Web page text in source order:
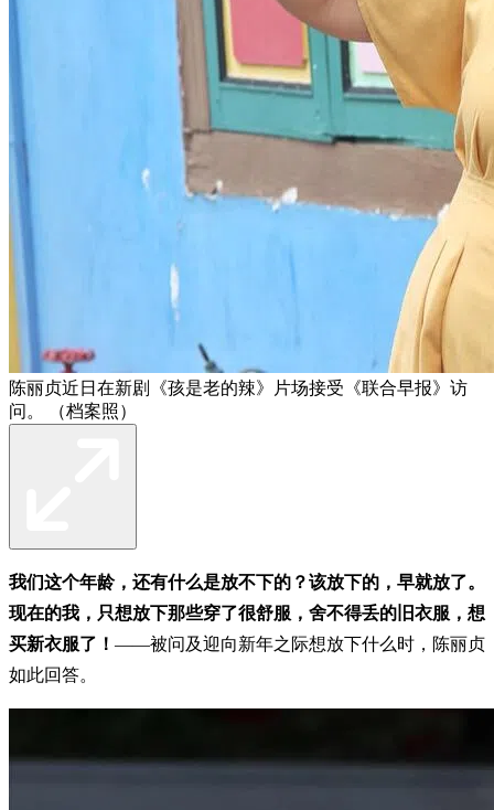
陈丽贞近日在新剧《孩是老的辣》片场接受《联合早报》访
问。 （档案照）
我们这个年龄，还有什么是放不下的？该放下的，早就放了。
现在的我，只想放下那些穿了很舒服，舍不得丢的旧衣服，想
买新衣服了！ ——被问及迎向新年之际想放下什么时，陈丽贞
如此回答。